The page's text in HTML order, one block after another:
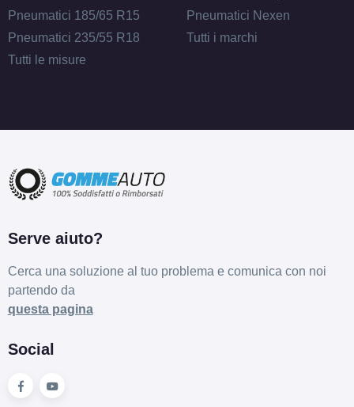
Pneumatici 185/65 R15
Pneumatici 235/55 R18
Tutti le misure
Pneumatici Nexen
Tutti i marchi
Serve aiuto?
Cerca una soluzione al tuo problema e comunica con noi
partendo da
questa pagina
Social